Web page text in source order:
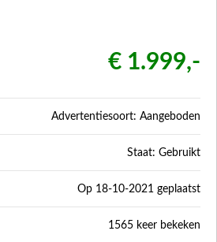
€ 1.999,-
Advertentiesoort: Aangeboden
Staat: Gebruikt
Op 18-10-2021 geplaatst
1565 keer bekeken